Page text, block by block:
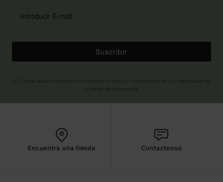
Suscribir
Encuentra una tienda Contactenos